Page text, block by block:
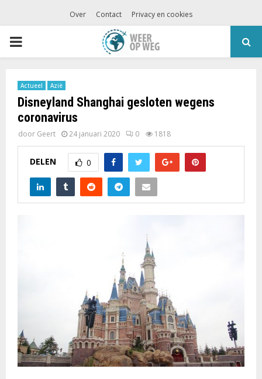
Over Contact Privacy en cookies
PRIMARY
Actueel Azië
Disneyland Shanghai gesloten wegens
coronavirus
door Geert 24 januari 2020 0 1818
DELEN 0